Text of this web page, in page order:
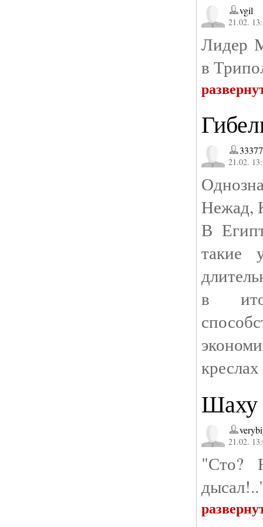
vgil
21.02.
Лидер
в
21.02.
Нежад,
В
такие
в
Шаху
21.02.
"Сто?